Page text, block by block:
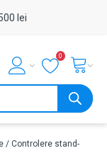
lei
0
/ Controlere stand-